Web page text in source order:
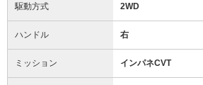
駆動方式 2WD
ハンドル 右
ミッション インパネCVT